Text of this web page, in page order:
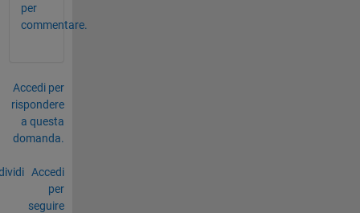
per
commentare.
Accedi per
rispondere
a questa
domanda.
Accedi
per
seguire